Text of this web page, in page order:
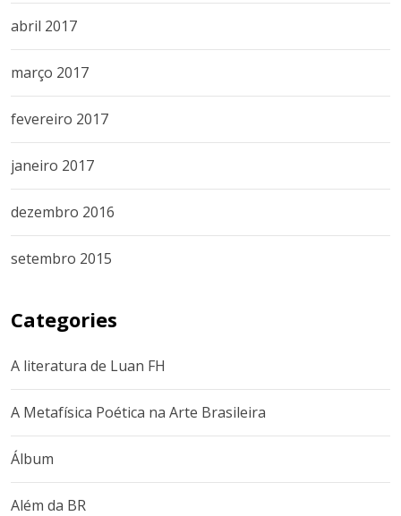
abril 2017
março 2017
fevereiro 2017
janeiro 2017
dezembro 2016
setembro 2015
Categories
A literatura de Luan FH
A Metafísica Poética na Arte Brasileira
Álbum
Além da BR